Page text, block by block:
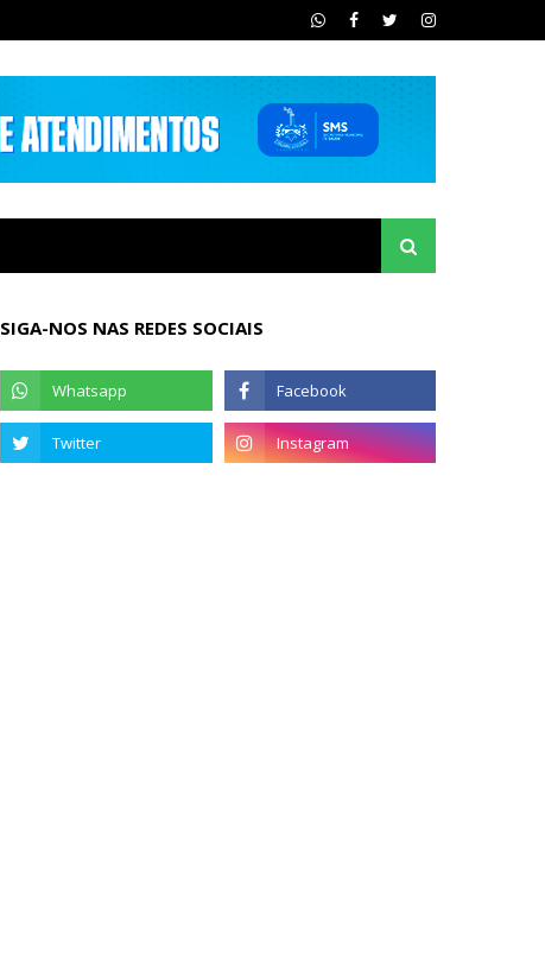
SIGA-NOS NAS REDES SOCIAIS